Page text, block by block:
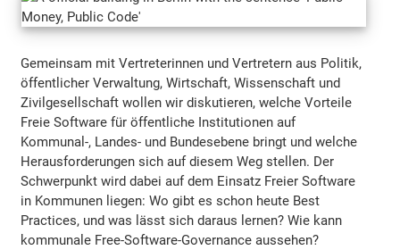
Gemeinsam mit Vertreterinnen und Vertretern aus Politik,
öffentlicher Verwaltung, Wirtschaft, Wissenschaft und
Zivilgesellschaft wollen wir diskutieren, welche Vorteile
Freie Software für öffentliche Institutionen auf
Kommunal-, Landes- und Bundesebene bringt und welche
Herausforderungen sich auf diesem Weg stellen. Der
Schwerpunkt wird dabei auf dem Einsatz Freier Software
in Kommunen liegen: Wo gibt es schon heute Best
Practices, und was lässt sich daraus lernen? Wie kann
kommunale Free-Software-Governance aussehen?